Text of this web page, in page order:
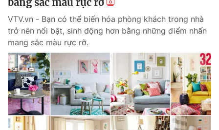
024.38 355 931 - 024.38 355 932
Ðiện thoại Thời báo VTV:024.66 897 897
Email: toasoan@vtv.vn
Liên hệ quảng cáo:024-7300.7108
VTV.vn - Bạn có thể biến hóa phòng khách trong nhà
trở nên nổi bật, sinh động hơn bằng những điểm nhấn
mang sắc màu rực rỡ.